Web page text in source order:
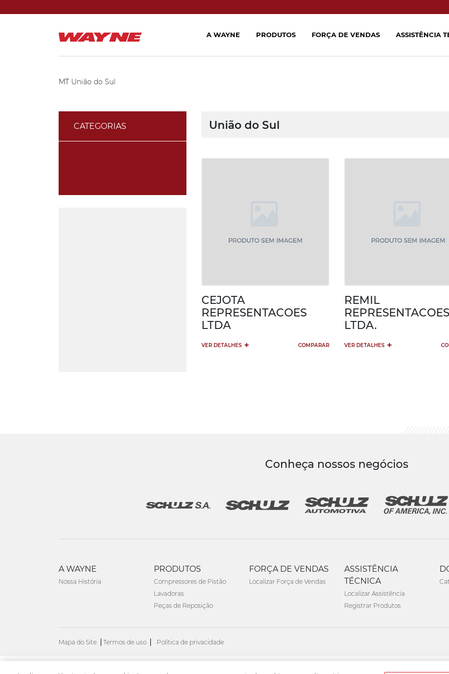
MT União do Sul
CATEGORIAS União do Sul
CEJOTA
REPRESENTACOES
LTDA
VER DETALHES + COMPARAR
REMIL
REPRESENTACOES
LTDA.
VER DETALHES +
Conheça nossos negócios
A WAYNE
Nossa História
PRODUTOS
Compressores de Pistão
Lavadoras
Peças de Reposição
FORÇA DE VENDAS
Localizar Força de Vendas
ASSISTÊNCIA
TÉCNICA
Localizar Assistência
Registrar Produtos
Mapa do Site Termos de uso Política de privacidade
A WAYNE PRODUTOS FORÇA DE VENDAS ASSISTÊNCIA